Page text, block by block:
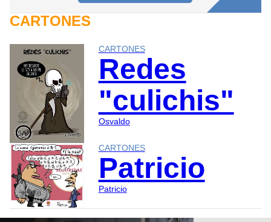
CARTONES
CARTONES
Redes
"culichis"
Osvaldo
CARTONES
Patricio
Patricio